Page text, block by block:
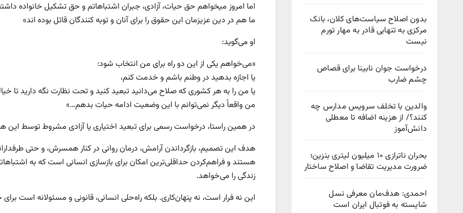
بدون اصلاح سیاست‌های کلان، بانک
مرکزی به تنهایی قادر به مهار تورم
نیست
درخواست جوان نابینا برای قصاص
چشم ضارب
والدین با تخلف سرویس مدارس چه
کنند؟/ از هزینه اضافه تا معطلی
دانش‌آموز
بحران ناترازی ۱۰ میلیون لیتری بنزین؛
ضرورت مدیریت تقاضا و اصلاح ساختار
احمدی: هدف‌مان معرفی نسل
شایسته به فوتبال ایران است
اما امروز میخواهم حق حیات، آزادى، جبران اشتباهاتم و حق تشکیل خانواده
ما هم در دین عزیزمان این حقوق را براى آنان و توبه کنندگان قائل بوده اند»
او می‌گوید:
«می‌خواهم یکی از این دو راه برای من انتخاب شود:
یا اجازه بدهید در وطنم باشم و خدمت کنم،
یا من را به هر کشوری که صلاح می‌دانید تبعید کنید و تحت نظارت نگه دارید تا
من واقعاً دیگر نمی‌توانم با این وضعیت ادامه حیات بدهم…»
در همین راستا، درخواست رسمی برای تبعید اختیاری یا آزادی مشروط توسط
هدف این تصمیم، بازگرداندن آرامش، درمان روانی در کنار همسرش، و حتى
هستند و فراهم‌کردن حداقلی‌ترین امکان برای بازسازی انسانی است که به
زندگی را می‌خواهد.
این نه فرار است، نه پنهان‌کاری. بلکه راه‌حلی انسانی، قانونی و مسئولانه است